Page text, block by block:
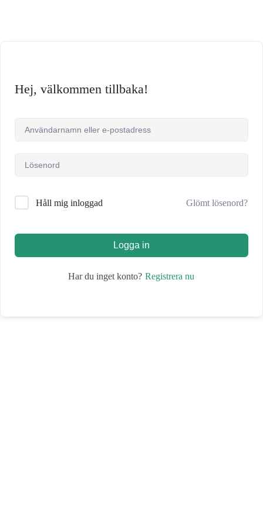
Hej, välkommen tillbaka!
Håll mig inloggad Glömt lösenord?
Logga in
Har du inget konto? Registrera nu